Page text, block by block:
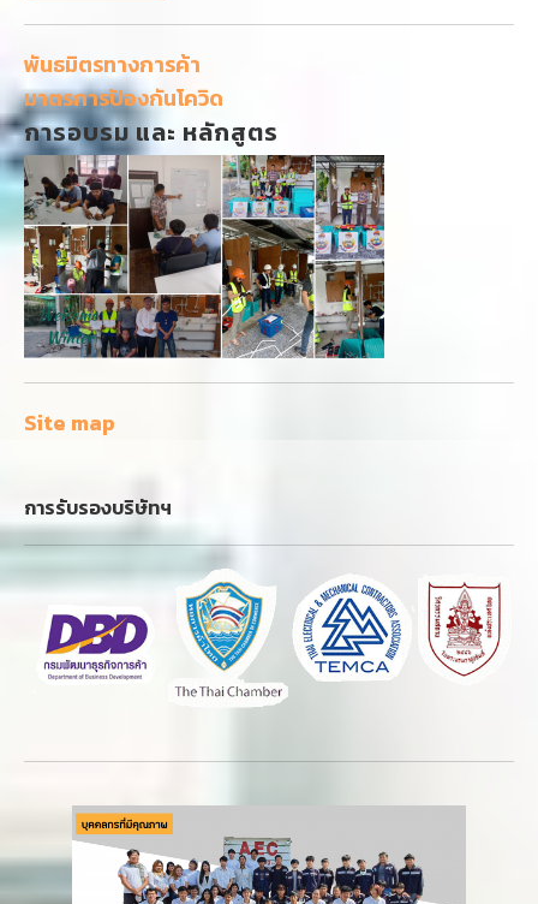
พันธมิตรทางการค้า
มาตรการป้องกันโควิด
การอบรม และ หลักสูตร
Site map
การรับรองบริษัทฯ